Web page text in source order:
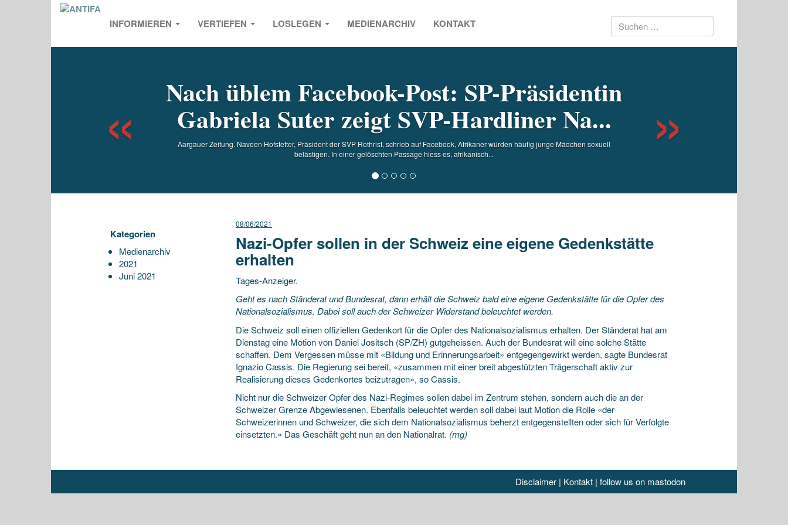
INFORMIEREN VERTIEFEN LOSLEGEN MEDIENARCHIV KONTAKT Suchen
Nach üblem Facebook-Post: SP-Präsidentin
Gabriela Suter zeigt SVP-Hardliner Na...
Aargauer Zeitung. Naveen Hofstetter, Präsident der SVP Rothrist, schrieb auf Facebook, Afrikaner würden häufig junge Mädchen sexuell
belästigen. In einer gelöschten Passage hiess es, afrikanisch...
Previous
Kategorien
Medienarchiv
2021
Juni 2021
08/06/2021
Nazi-Opfer sollen in der Schweiz eine eigene Gedenkstätte
erhalten
Tages-Anzeiger.
Geht es nach Ständerat und Bundesrat, dann erhält die Schweiz bald eine eigene Gedenkstätte für die Opfer des
Nationalsozialismus. Dabei soll auch der Schweizer Widerstand beleuchtet werden.
Die Schweiz soll einen offiziellen Gedenkort für die Opfer des Nationalsozialismus erhalten. Der Ständerat hat am
Dienstag eine Motion von Daniel Jositsch (SP/ZH) gutgeheissen. Auch der Bundesrat will eine solche Stätte
schaffen. Dem Vergessen müsse mit «Bildung und Erinnerungsarbeit» entgegengewirkt werden, sagte Bundesrat
Ignazio Cassis. Die Regierung sei bereit, «zusammen mit einer breit abgestützten Trägerschaft aktiv zur
Realisierung dieses Gedenkortes beizutragen», so Cassis.
Nicht nur die Schweizer Opfer des Nazi-Regimes sollen dabei im Zentrum stehen, sondern auch die an der
Schweizer Grenze Abgewiesenen. Ebenfalls beleuchtet werden soll dabei laut Motion die Rolle «der
Schweizerinnen und Schweizer, die sich dem Nationalsozialismus beherzt entgegenstellten oder sich für Verfolgte
einsetzten.» Das Geschäft geht nun an den Nationalrat. (mg)
Disclaimer| Kontakt| follow us on mastodon